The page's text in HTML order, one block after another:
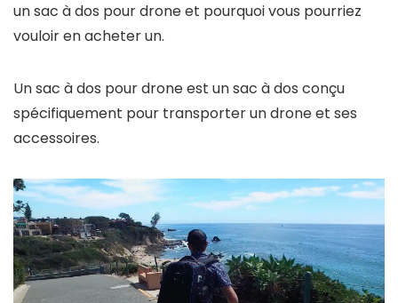
un sac à dos pour drone et pourquoi vous pourriez
vouloir en acheter un.
Un sac à dos pour drone est un sac à dos conçu
spécifiquement pour transporter un drone et ses
accessoires.